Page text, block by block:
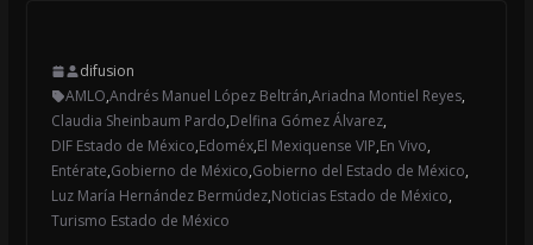
difusion
AMLO,Andrés Manuel López Beltrán,Ariadna Montiel Reyes,
Claudia Sheinbaum Pardo,Delfina Gómez Álvarez,
DIF Estado de México,Edoméx,El Mexiquense VIP,En Vivo,
Entérate,Gobierno de México,Gobierno del Estado de México,
Luz María Hernández Bermúdez,Noticias Estado de México,
Turismo Estado de México